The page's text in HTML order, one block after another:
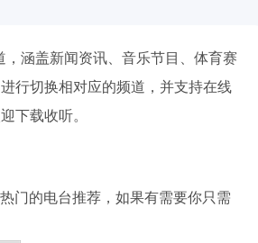
涵盖新闻资讯、音乐节目、体育赛
行切换相对应的频道，并支持在线
下载收听。
门的电台推荐，如果有需要你只需